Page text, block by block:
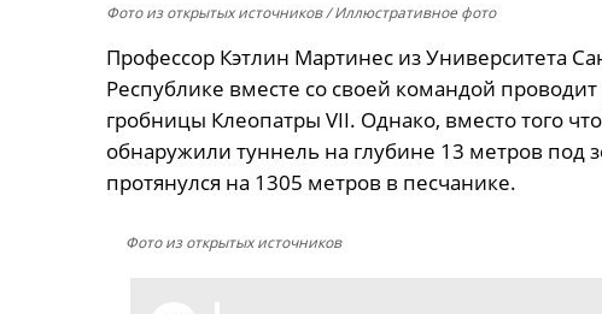
Фото из открытых источников/ Иллюстративное фото
Профессор Кэтлин Мартинес из Университета
Республике вместе со своей командой
гробницы Клеопатры VII. Однако, вместо того
обнаружили туннель на глубине 13 метров под
протянулся на 1305 метров в песчанике.
Фото из открытых источников